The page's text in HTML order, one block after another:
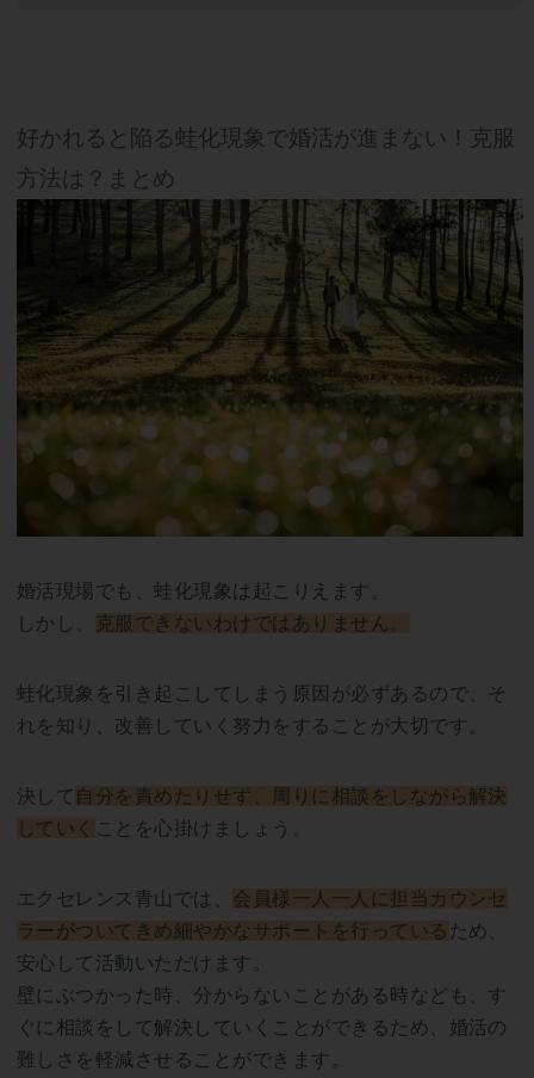
好かれると陥る蛙化現象で婚活が進まない！克服
方法は？まとめ
婚活現場でも、蛙化現象は起こりえます。
しかし、 克服できないわけではありません。
蛙化現象を引き起こしてしまう原因が必ずあるので、そ
れを知り、改善していく努力をすることが大切です。
決して 自分を責めたりせず、周りに相談をしながら解決
していく
ことを心掛けましょう。
エクセレンス青山では、 会員様一人一人に担当カウンセ
ラーがついてきめ細やかなサポートを行っている ため、
安心して活動いただけます。
壁にぶつかった時、分からないことがある時なども、す
ぐに相談をして解決していくことができるため、婚活の
難しさを軽減させることができます。